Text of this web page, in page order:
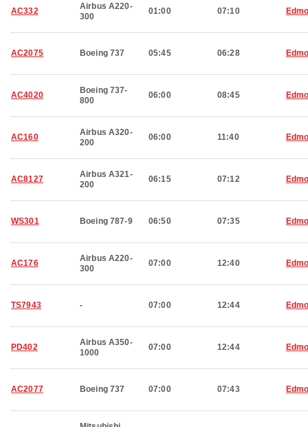
AC332
Airbus A220-
300
01:00 07:10
AC2075 Boeing 737 05:45 06:28
AC4020
Boeing 737-
800
06:00 08:45
AC160
Airbus A320-
200
06:00 11:40
AC8127
Airbus A321-
200
06:15 07:12
WS301 Boeing 787-9 06:50 07:35
AC176
Airbus A220-
300
07:00 12:40
TS7943 - 07:00 12:44
PD402
Airbus A350-
1000
07:00 12:44
AC2077 Boeing 737 07:00 07:43